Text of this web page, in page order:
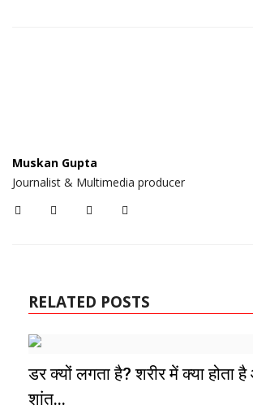
Muskan Gupta
Journalist & Multimedia producer
RELATED POSTS
डर क्यों लगता है? शरीर में क्या होता
शांत...